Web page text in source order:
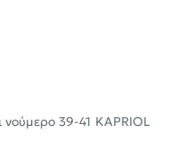
39-41 KAPRIOL